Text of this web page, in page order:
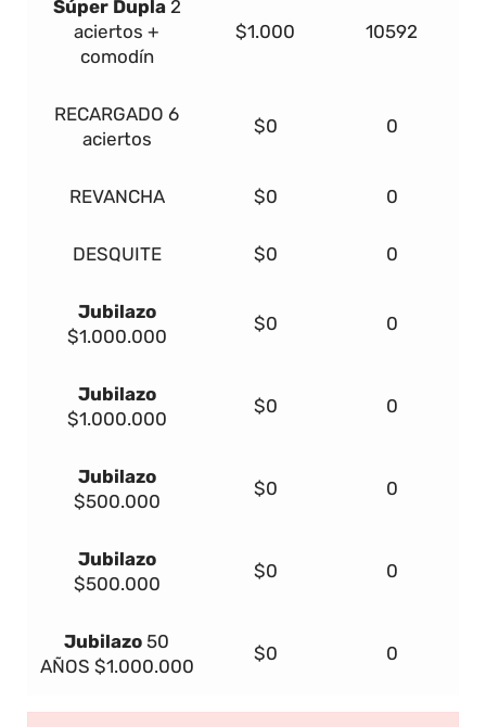
Súper Dupla 2
aciertos +
comodín
$1.000 10592
RECARGADO 6
aciertos
$0 0
REVANCHA $0 0
DESQUITE $0 0
Jubilazo
$1.000.000
$0 0
Jubilazo
$1.000.000
$0 0
Jubilazo
$500.000
$0 0
Jubilazo
$500.000
$0 0
Jubilazo 50
AÑOS $1.000.000
$0 0